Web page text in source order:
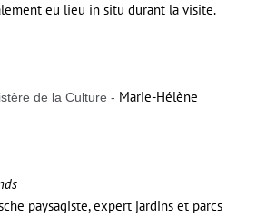
eu lieu in situ durant la visite.
de la Culture - Marie-Hélène
paysagiste, expert jardins et parcs